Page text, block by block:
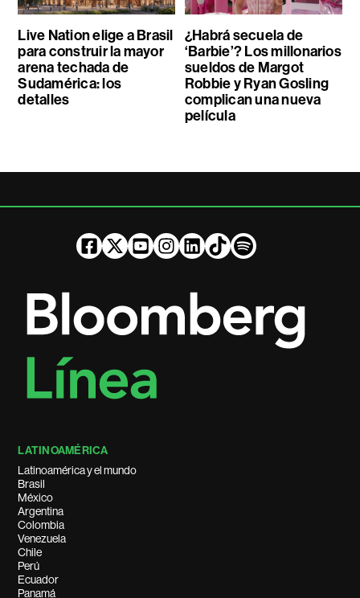
Live Nation elige a Brasil
para construir la mayor
arena techada de
Sudamérica: los
detalles
¿Habrá secuela de
‘Barbie’? Los millonarios
sueldos de Margot
Robbie y Ryan Gosling
complican una nueva
película
LATINOAMÉRICA
Latinoamérica y el mundo
Brasil
México
Argentina
Colombia
Venezuela
Chile
Perú
Ecuador
Panamá